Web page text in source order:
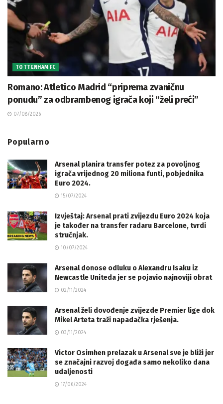
TOTTENHAM FC
Romano: Atletico Madrid “priprema zvaničnu
ponudu” za odbrambenog igrača koji “želi preći”
07/08/2026
Popularno
Arsenal planira transfer potez za povoljnog
igrača vrijednog 20 miliona funti, pobjednika
Euro 2024.
15/07/2024
Izvještaj: Arsenal prati zvijezdu Euro 2024 koja
je također na transfer radaru Barcelone, tvrdi
stručnjak.
10/07/2024
Arsenal donose odluku o Alexandru Isaku iz
Newcastle Uniteda jer se pojavio najnoviji obrat
02/11/2024
Arsenal želi dovođenje zvijezde Premier lige dok
Mikel Arteta traži napadačka rješenja.
03/11/2024
Victor Osimhen prelazak u Arsenal sve je bliži jer
se značajni razvoj događa samo nekoliko dana
udaljenosti
17/06/2024